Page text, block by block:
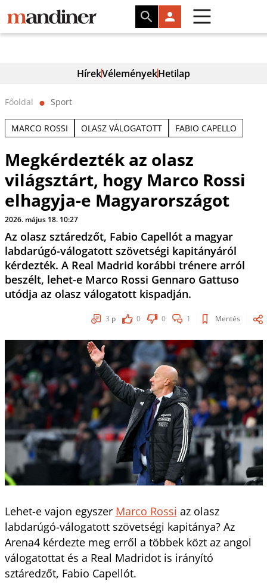
HírekVéleményekHetilap
Főoldal ⬤ Sport
MARCO ROSSI OLASZ VÁLOGATOTT FABIO CAPELLO
Megkérdezték az olasz
világsztárt, hogy Marco Rossi
elhagyja-e Magyarországot
2026. május 18. 10:27
Az olasz sztáredzőt, Fabio Capellót a magyar
labdarúgó-válogatott szövetségi kapitányáról
kérdezték. A Real Madrid korábbi trénere arról
beszélt, lehet-e Marco Rossi Gennaro Gattuso
utódja az olasz válogatott kispadján.
3 p 0 0 1 Mentés
Lehet-e vajon egyszer Marco Rossi az olasz
labdarúgó-válogatott szövetségi kapitánya? Az
Arena4 kérdezte meg erről a többek közt az angol
válogatottat és a Real Madridot is irányító
sztáredzőt, Fabio Capellót.